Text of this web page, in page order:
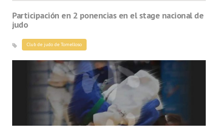
Participación en 2 ponencias en el stage nacional de
judo
Club de judo de Tomelloso